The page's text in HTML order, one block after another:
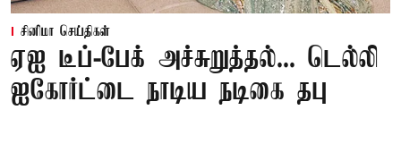
சினிமா செய்திகள்
ஏஐ டீப்-பேக் அச்சுறுத்தல்... டெல்லி
ஐகோர்ட்டை நாடிய நடிகை தபு